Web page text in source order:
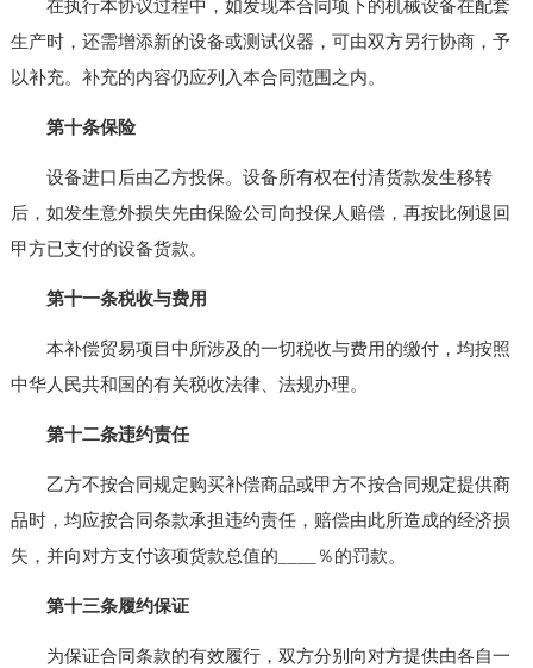
在执行本协议过程中，如发现本合同项下的机械设备在配套
生产时，还需增添新的设备或测试仪器，可由双方另行协商，予
以补充。补充的内容仍应列入本合同范围之内。
第十条保险
设备进口后由乙方投保。设备所有权在付清货款发生移转
后，如发生意外损失先由保险公司向投保人赔偿，再按比例退回
甲方已支付的设备货款。
第十一条税收与费用
本补偿贸易项目中所涉及的一切税收与费用的缴付，均按照
中华人民共和国的有关税收法律、法规办理。
第十二条违约责任
乙方不按合同规定购买补偿商品或甲方不按合同规定提供商
品时，均应按合同条款承担违约责任，赔偿由此所造成的经济损
失，并向对方支付该项货款总值的____％的罚款。
第十三条履约保证
为保证合同条款的有效履行，双方分别向对方提供由各自一